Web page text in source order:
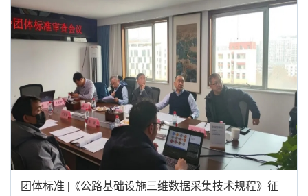
团体标准 |《公路基础设施三维数据采集技术规程》征